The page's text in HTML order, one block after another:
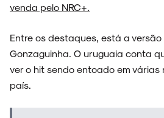
venda pelo NRC+.
Entre os destaques, está a
Gonzaguinha. O uruguaia conta
ver o hit sendo entoado em
país.